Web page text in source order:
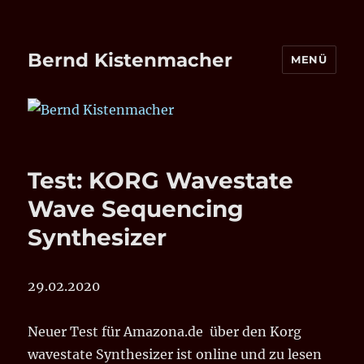
Bernd Kistenmacher MENÜ
Test: KORG Wavestate
Wave Sequencing
Synthesizer
29.02.2020
Neuer Test für Amazona.de über den Korg
wavestate Synthesizer ist online und zu lesen